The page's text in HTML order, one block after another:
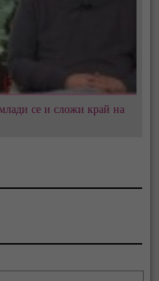
се и сложи край на